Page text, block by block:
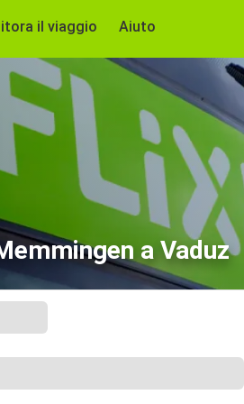
il viaggio Aiuto
a Vaduz